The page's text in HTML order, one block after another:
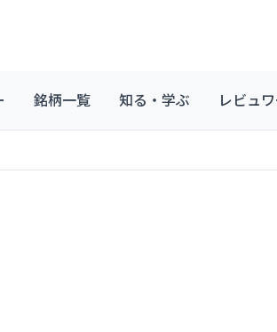
銘柄一覧 知る・学ぶ レビュ